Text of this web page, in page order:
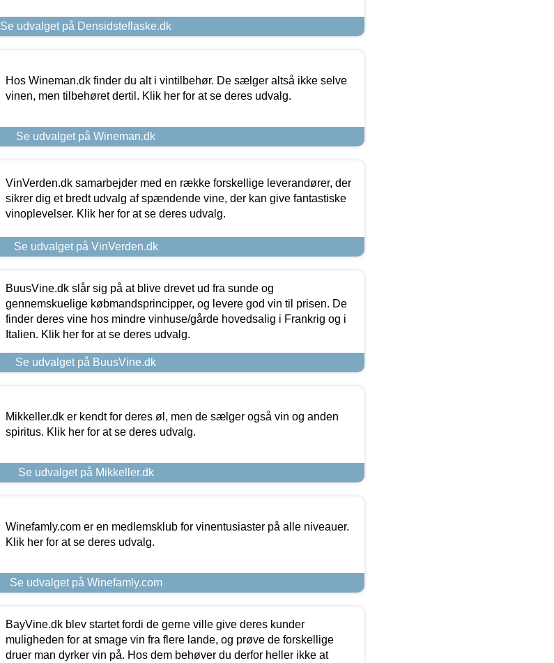
Se udvalget på Densidsteflaske.dk
Hos Wineman.dk finder du alt i vintilbehør. De sælger altså ikke selve
vinen, men tilbehøret dertil. Klik her for at se deres udvalg.
Se udvalget på Wineman.dk
VinVerden.dk samarbejder med en række forskellige leverandører, der
sikrer dig et bredt udvalg af spændende vine, der kan give fantastiske
vinoplevelser. Klik her for at se deres udvalg.
Se udvalget på VinVerden.dk
BuusVine.dk slår sig på at blive drevet ud fra sunde og
gennemskuelige købmandsprincipper, og levere god vin til prisen. De
finder deres vine hos mindre vinhuse/gårde hovedsalig i Frankrig og i
Italien. Klik her for at se deres udvalg.
Se udvalget på BuusVine.dk
Mikkeller.dk er kendt for deres øl, men de sælger også vin og anden
spiritus. Klik her for at se deres udvalg.
Se udvalget på Mikkeller.dk
Winefamly.com er en medlemsklub for vinentusiaster på alle niveauer.
Klik her for at se deres udvalg.
Se udvalget på Winefamly.com
BayVine.dk blev startet fordi de gerne ville give deres kunder
muligheden for at smage vin fra flere lande, og prøve de forskellige
druer man dyrker vin på. Hos dem behøver du derfor heller ikke at